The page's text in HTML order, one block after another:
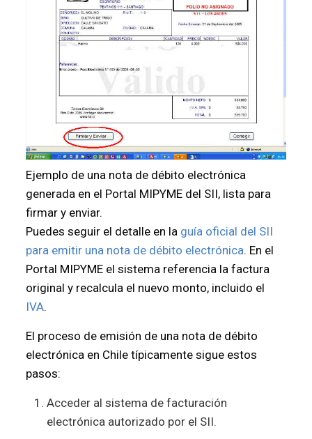
Ejemplo de una nota de débito electrónica
generada en el Portal MIPYME del SII, lista para
firmar y enviar.
Puedes seguir el detalle en la guía oficial del SII
para emitir una nota de débito electrónica. En el
Portal MIPYME el sistema referencia la factura
original y recalcula el nuevo monto, incluido el
IVA.
El proceso de emisión de una nota de débito
electrónica en Chile típicamente sigue estos
pasos:
Acceder al sistema de facturación
electrónica autorizado por el SII.